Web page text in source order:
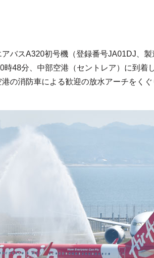
バスA320初号機（登録番号JA01DJ、製
時48分、中部空港（セントレア）に到着
港の消防車による歓迎の放水アーチをく